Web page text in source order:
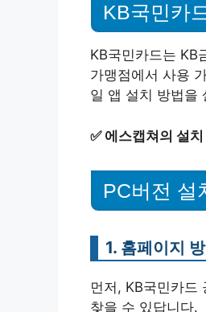
KB국민카
KB국민카드는 KB
가맹점에서 사용
일 앱 설치 방법을
✅ 에스캡쳐의 설
PC버전 설
1. 홈페이지
먼저, KB국민카드
찾을 수 있답니다.